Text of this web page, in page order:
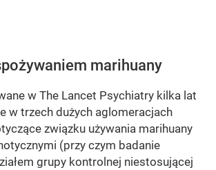
marihuany
w The Lancet Psychiatry kilka lat
w trzech dużych aglomeracjach
związku używania marihuany
(przy czym badanie
grupy kontrolnej niestosującej